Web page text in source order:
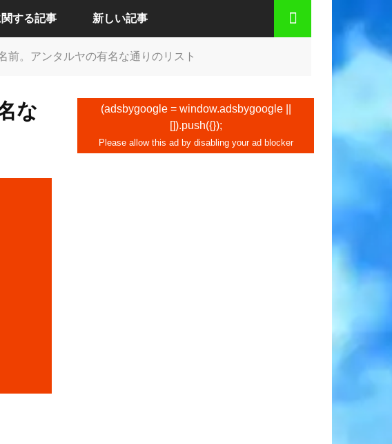
関する記事
関する記事
新しい記事
前。アンタルヤの有名な通りのリスト
な
(adsbygoogle = window.adsbygoogle ||
[]).push({});